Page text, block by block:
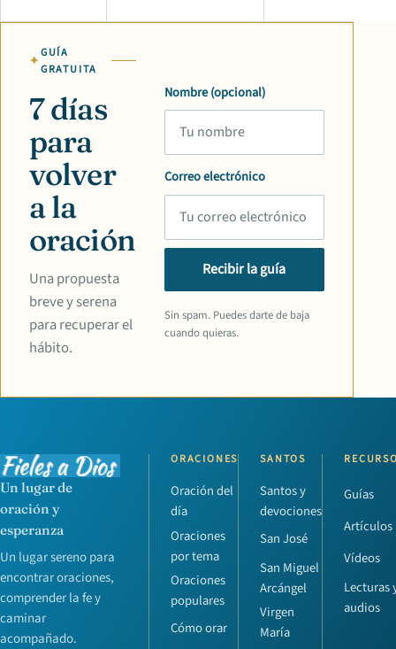
GUÍA
GRATUITA
7 días
para
volver
a la
oración
Una propuesta
breve y serena
para recuperar el
hábito.
Nombre (opcional)
Correo electrónico
Recibir la guía
Sin spam. Puedes darte de baja
cuando quieras.
Un lugar de
oración y
esperanza
Un lugar sereno para
encontrar oraciones,
comprender la fe y
caminar
acompañado.
ORACIONES
Oración del
día
Oraciones
por tema
Oraciones
populares
Cómo orar
SANTOS
Santos y
devociones
San José
San Miguel
Arcángel
Virgen
María
Guías
Artículos
Vídeos
Lecturas
audios